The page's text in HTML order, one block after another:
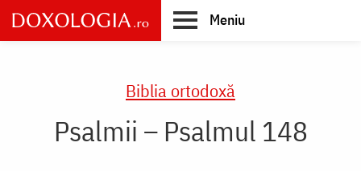
Skip
to
main
Meniu
Biblia ortodoxă
Psalmii – Psalmul 148